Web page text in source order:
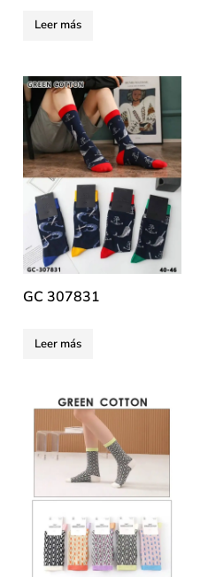
Leer más
GC 307831
Leer más